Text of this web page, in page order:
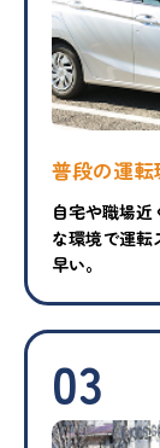
普段の運
自宅や職場
な環境で運転
早い。
03